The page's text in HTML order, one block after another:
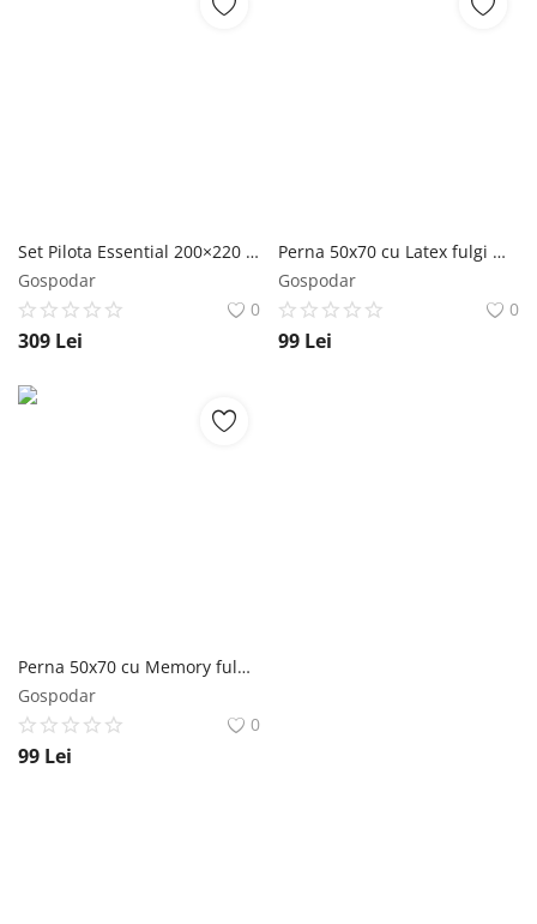
Set Pilota Essential 200×220 + 2 perne classice 50×70
Gospodar
0
309 Lei
Perna 50x70 cu Latex fulgi mix - husa cu Aloe Vera
Gospodar
0
99 Lei
Perna 50x70 cu Memory fulgi mix - husa cu Aloe Vera
Gospodar
0
99 Lei